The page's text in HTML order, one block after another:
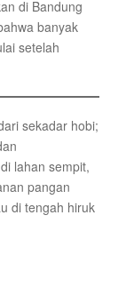
di Bandung
banyak
setelah
sekadar hobi;
di lahan sempit,
pangan
di tengah hiruk